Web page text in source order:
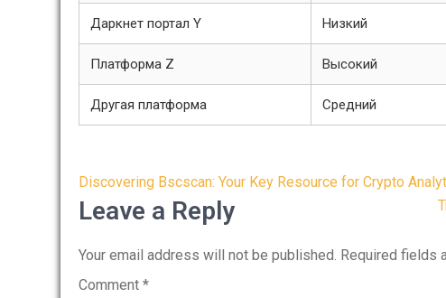
Даркнет портал Y Низкий
Платформа Z Высокий
Другая платформа Средний
Post
navigation
Discovering Bscscan: Your Key Resource for Crypto
Leave a Reply
Your email address will not be published. Required fields
Comment *